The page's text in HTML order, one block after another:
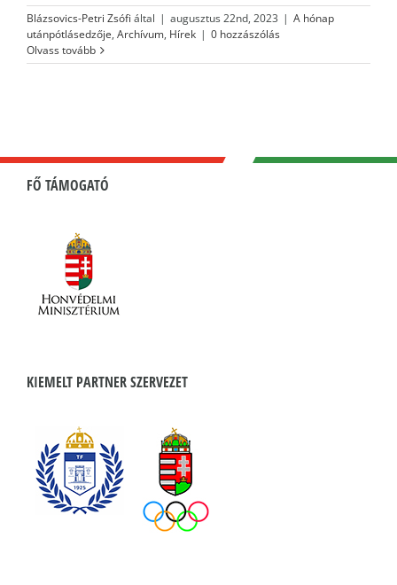
Blázsovics-Petri Zsófi által | augusztus 22nd, 2023 | A hónap
utánpótlásedzője, Archívum, Hírek | 0 hozzászólás
Olvass tovább
FŐ TÁMOGATÓ
KIEMELT PARTNER SZERVEZET